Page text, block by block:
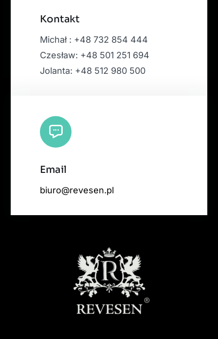
Kontakt
Michał : +48 732 854 444
Czesław: +48 501 251 694
Jolanta: +48 512 980 500
Email
biuro@revesen.pl